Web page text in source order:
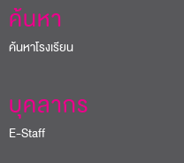
ค้นหา
ค้นหาโรงเรียน
บุคลากร
E-Staff